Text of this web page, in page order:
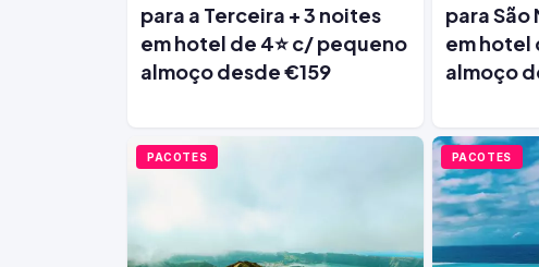
para a Terceira + 3 noites
em hotel de 4⭐ c/ pequeno
almoço desde €159
para São
em hotel
almoço
PACOTES PACOTES